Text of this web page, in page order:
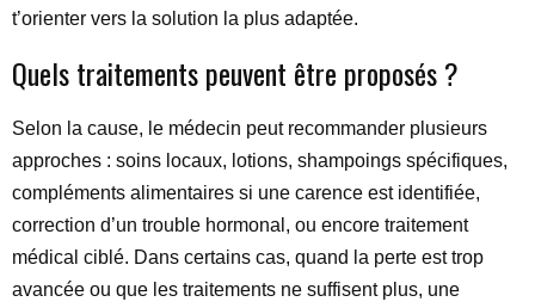
t’orienter vers la solution la plus adaptée.
Quels traitements peuvent être proposés ?
Selon la cause, le médecin peut recommander plusieurs
approches : soins locaux, lotions, shampoings spécifiques,
compléments alimentaires si une carence est identifiée,
correction d’un trouble hormonal, ou encore traitement
médical ciblé. Dans certains cas, quand la perte est trop
avancée ou que les traitements ne suffisent plus, une